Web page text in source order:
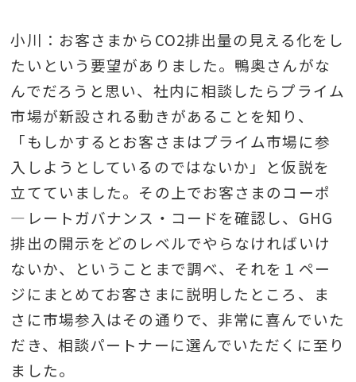
小川：お客さまからCO2排出量の見える化をし
たいという要望がありました。鴨奥さんがな
んでだろうと思い、社内に相談したらプライム
市場が新設される動きがあることを知り、
「もしかするとお客さまはプライム市場に参
入しようとしているのではないか」と仮説を
立てていました。その上でお客さまのコーポ
―レートガバナンス・コードを確認し、GHG
排出の開示をどのレベルでやらなければいけ
ないか、ということまで調べ、それを１ペー
ジにまとめてお客さまに説明したところ、ま
さに市場参入はその通りで、非常に喜んでいた
だき、相談パートナーに選んでいただくに至り
ました。